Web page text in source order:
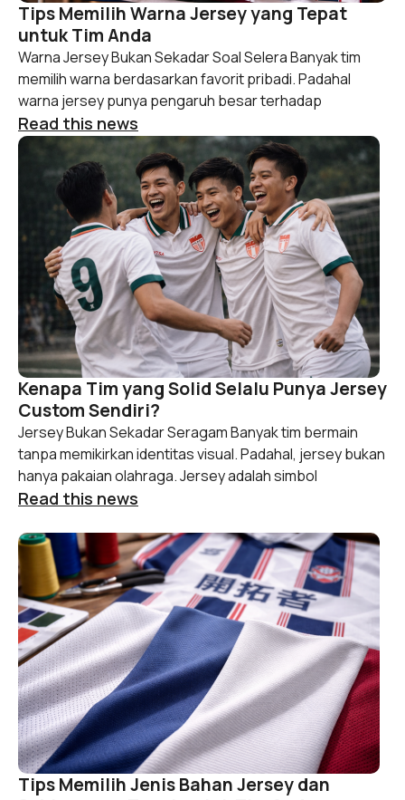
Tips Memilih Warna Jersey yang Tepat
untuk Tim Anda
Warna Jersey Bukan Sekadar Soal Selera Banyak tim
memilih warna berdasarkan favorit pribadi. Padahal
warna jersey punya pengaruh besar terhadap
Read this news
Kenapa Tim yang Solid Selalu Punya Jersey
Custom Sendiri?
Jersey Bukan Sekadar Seragam Banyak tim bermain
tanpa memikirkan identitas visual. Padahal, jersey bukan
hanya pakaian olahraga. Jersey adalah simbol
Read this news
Tips Memilih Jenis Bahan Jersey dan